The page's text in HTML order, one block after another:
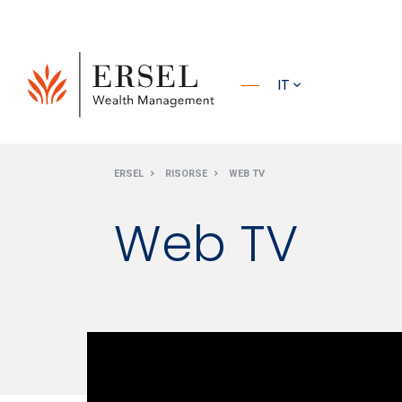
IT
ERSEL RISORSE WEB TV
Web TV